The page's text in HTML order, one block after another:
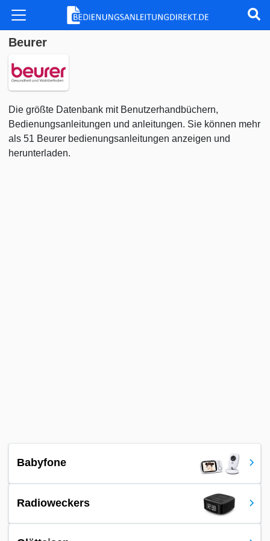
Beurer
Die größte Datenbank mit Benutzerhandbüchern,
Bedienungsanleitungen und anleitungen. Sie können mehr
als 51 Beurer bedienungsanleitungen anzeigen und
herunterladen.
Babyfone
Radioweckers